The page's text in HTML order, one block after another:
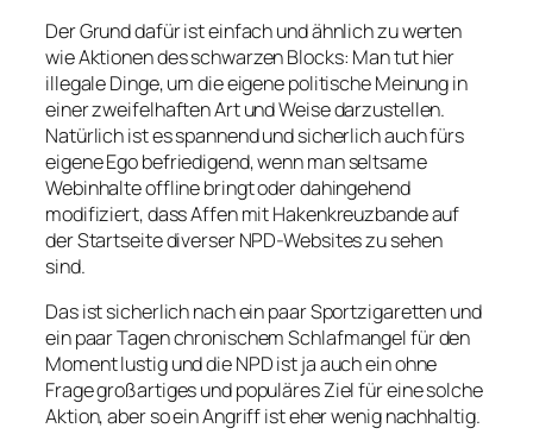
Der Grund dafür ist einfach und ähnlich zu werten
wie Aktionen des schwarzen Blocks: Man tut hier
illegale Dinge, um die eigene politische Meinung in
einer zweifelhaften Art und Weise darzustellen.
Natürlich ist es spannend und sicherlich auch fürs
eigene Ego befriedigend, wenn man seltsame
Webinhalte offline bringt oder dahingehend
modifiziert, dass Affen mit Hakenkreuzbande auf
der Startseite diverser NPD-Websites zu sehen
sind.
Das ist sicherlich nach ein paar Sportzigaretten und
ein paar Tagen chronischem Schlafmangel für den
Moment lustig und die NPD ist ja auch ein ohne
Frage großartiges und populäres Ziel für eine solche
Aktion, aber so ein Angriff ist eher wenig nachhaltig.